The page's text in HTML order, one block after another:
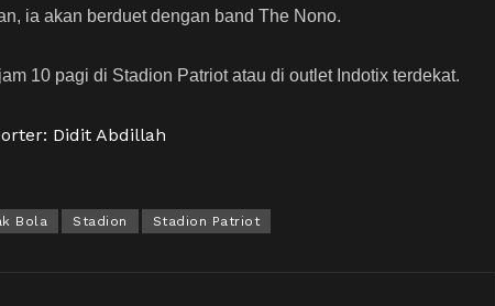
ia akan berduet dengan band The Nono.
10 pagi di Stadion Patriot atau di outlet Indotix terdekat.
Didit Abdillah
Bola Stadion Stadion Patriot